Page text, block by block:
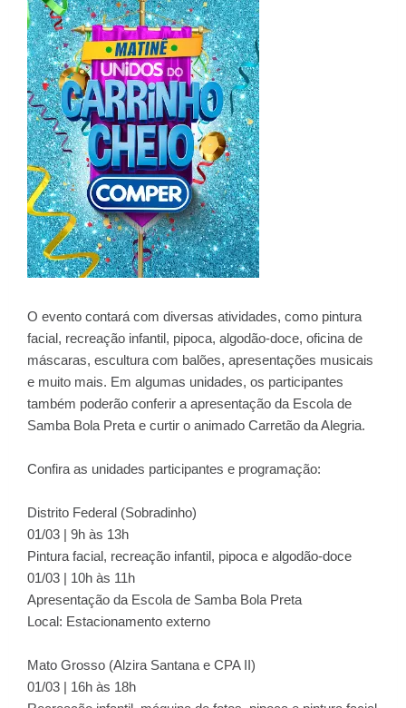
O evento contará com diversas atividades, como pintura
facial, recreação infantil, pipoca, algodão-doce, oficina de
máscaras, escultura com balões, apresentações musicais
e muito mais. Em algumas unidades, os participantes
também poderão conferir a apresentação da Escola de
Samba Bola Preta e curtir o animado Carretão da Alegria.
Confira as unidades participantes e programação:
Distrito Federal (Sobradinho)
01/03 | 9h às 13h
Pintura facial, recreação infantil, pipoca e algodão-doce
01/03 | 10h às 11h
Apresentação da Escola de Samba Bola Preta
Local: Estacionamento externo
Mato Grosso (Alzira Santana e CPA II)
01/03 | 16h às 18h